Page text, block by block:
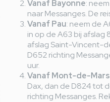
Vanaf Bayonne:
naar Messanges. De
Vanaf Pau: neem de
in op de A63 bij afslag
afslag Saint-Vincent-
D652 richting
uur.
Vanaf Mont-de-
Dax, dan de D824 tot
richting Messanges.